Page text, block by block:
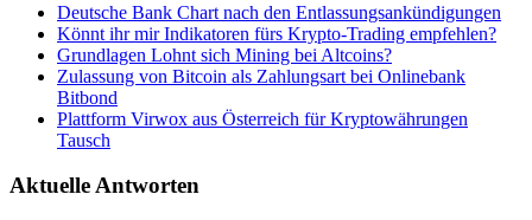
Deutsche Bank Chart nach den Entlassungsankündigungen
Könnt ihr mir Indikatoren fürs Krypto-Trading empfehlen?
Grundlagen Lohnt sich Mining bei Altcoins?
Zulassung von Bitcoin als Zahlungsart bei Onlinebank
Bitbond
Plattform Virwox aus Österreich für Kryptowährungen
Tausch
Aktuelle Antworten